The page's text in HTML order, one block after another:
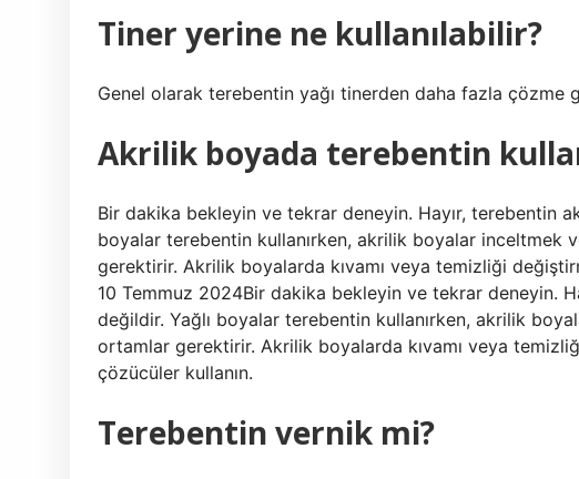
Tiner yerine ne kullanılabilir?
Genel olarak terebentin yağı tinerden daha fazla çözme
Akrilik boyada terebentin
Bir dakika bekleyin ve tekrar deneyin. Hayır, terebentin
boyalar terebentin kullanırken, akrilik boyalar inceltmek
gerektirir. Akrilik boyalarda kıvamı veya temizliği
10 Temmuz 2024Bir dakika bekleyin ve tekrar deneyin.
değildir. Yağlı boyalar terebentin kullanırken, akrilik
ortamlar gerektirir. Akrilik boyalarda kıvamı veya
çözücüler kullanın.
Terebentin vernik mi?